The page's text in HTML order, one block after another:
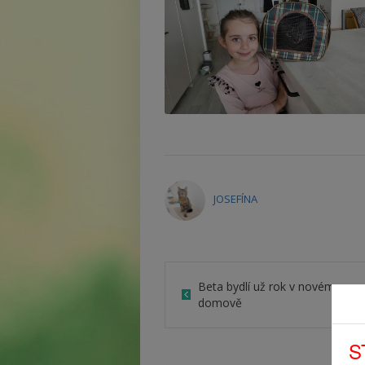
JOSEFÍNA
Beta bydlí už rok v novém
domově